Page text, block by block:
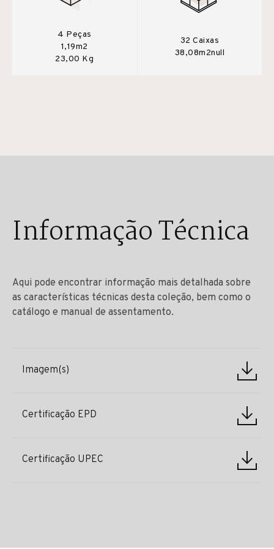
4 Peças
1,19m2
23,00 Kg
32 Caixas
38,08m2null
Informação Técnica
Aqui pode encontrar informação mais detalhada sobre
as características técnicas desta coleção, bem como o
catálogo e manual de assentamento.
Imagem(s)
Certificação EPD
Certificação UPEC